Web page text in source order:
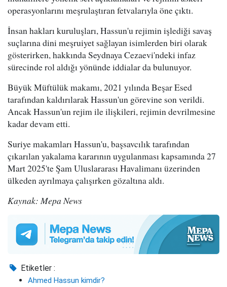
operasyonlarını meşrulaştıran fetvalarıyla öne çıktı.
İnsan hakları kuruluşları, Hassun'u rejimin işlediği savaş
suçlarına dini meşruiyet sağlayan isimlerden biri olarak
gösterirken, hakkında Seydnaya Cezaevi'ndeki infaz
sürecinde rol aldığı yönünde iddialar da bulunuyor.
Büyük Müftülük makamı, 2021 yılında Beşar Esed
tarafından kaldırılarak Hassun'un görevine son verildi.
Ancak Hassun'un rejim ile ilişkileri, rejimin devrilmesine
kadar devam etti.
Suriye makamları Hassun'u, başsavcılık tarafından
çıkarılan yakalama kararının uygulanması kapsamında 27
Mart 2025'te Şam Uluslararası Havalimanı üzerinden
ülkeden ayrılmaya çalışırken gözaltına aldı.
Kaynak: Mepa News
Etiketler :
Ahmed Hassun kimdir?